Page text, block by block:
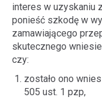
interes w uzyskaniu
ponieść szkodę w
zamawiającego
skutecznego
czy:
zostało ono
505 ust. 1 pzp,